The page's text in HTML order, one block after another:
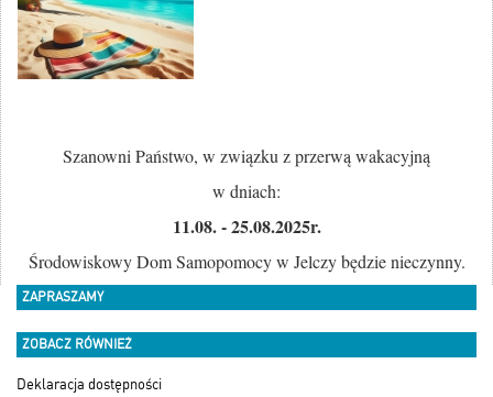
Szanowni Państwo, w związku z przerwą wakacyjną
w dniach:
11.08. - 25.08.2025r.
Środowiskowy Dom Samopomocy w Jelczy będzie nieczynny.
ZAPRASZAMY
ZOBACZ RÓWNIEŻ
Deklaracja dostępności